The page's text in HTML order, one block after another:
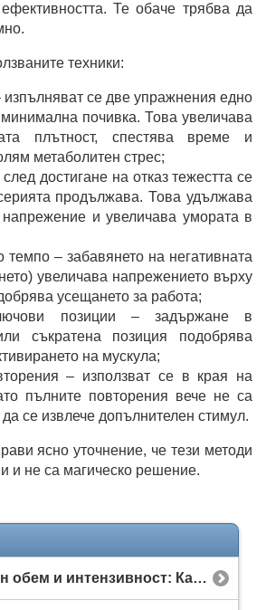
Те обаче трябва да
техники:
изпълняват се две упражнения едно
почивка. Това увеличава
плътност, спестява време и
метаболитен стрес;
достигане на отказ тежестта се
продължава. Това удължава
и увеличава умората в
темпо – забавянето на негативната
увеличава напрежението върху
усещането за работа;
позиции – задържане в
съкратена позиция подобрява
на мускула;
– използват се в края на
пълните повторения вече не са
се извлече допълнителен стимул.
ясно уточнение, че тези методи
и не са магическо решение.
Тренировъчен обем и интензивност: Как да ги балансираме за максимален растеж?